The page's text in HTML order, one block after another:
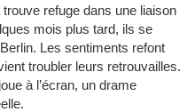
refuge dans une liaison
mois plus tard, ils se
Les sentiments refont
troubler leurs retrouvailles.
à l’écran, un drame